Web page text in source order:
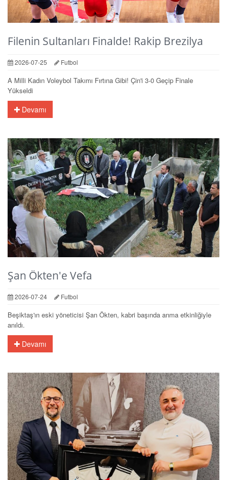
Filenin Sultanları Finalde! Rakip Brezilya
2026-07-25 Futbol
A Milli Kadın Voleybol Takımı Fırtına Gibi! Çin'i 3-0 Geçip Finale
Yükseldi
Devamı
Şan Ökten'e Vefa
2026-07-24 Futbol
Beşiktaş'ın eski yöneticisi Şan Ökten, kabri başında anma etkinliğiyle
anıldı.
Devamı